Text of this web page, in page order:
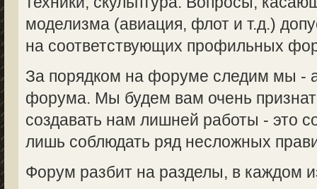
моделизма (авиация, флот и т.д.)
на соответствующих профильных
За порядком на форуме следим мы -
форума. Мы будем вам очень
создавать нам лишней работы - это
лишь соблюдать ряд несложных
Форум разбит на разделы, в каждом